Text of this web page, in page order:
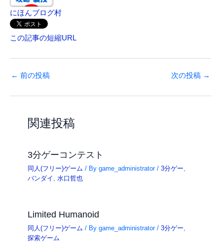
にほんブログ村
この記事の短縮URL
← 前の投稿 次の投稿 →
関連投稿
3分ゲーコンテスト
同人(フリー)ゲーム / Bygame_administrator/3分ゲー,
バンダイ ,水口哲也
Limited Humanoid
同人(フリー)ゲーム / Bygame_administrator/3分ゲー,
探索ゲーム